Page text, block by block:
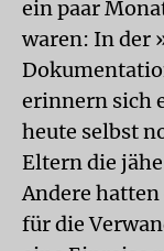
ein paar
waren: In der
erinnern sich
heute selbst
Eltern die
Andere
für die